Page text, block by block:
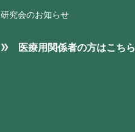
研究会のお知らせ
医療用関係者の方はこちら